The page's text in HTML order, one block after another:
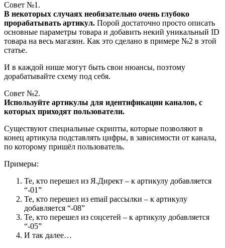
Совет №1.
В некоторых случаях необязательно очень глубоко
прорабатывать артикул. Порой достаточно просто описать
основные параметры товара и добавить некий уникальный ID
товара на весь магазин. Как это сделано в примере №2 в этой
статье.
И в каждой нише могут быть свои нюансы, поэтому
дорабатывайте схему под себя.
Совет №2.
Используйте артикулы для идентификации каналов, с
которых приходят пользователи.
Существуют специальные скрипты, которые позволяют в
конец артикула подставлять цифры, в зависимости от канала,
по которому пришёл пользователь.
Примеры:
Те, кто перешел из Я.Директ – к артикулу добавляется
“-01”
Те, кто перешел из email рассылки – к артикулу
добавляется “-08”
Те, кто перешел из соцсетей – к артикулу добавляется
“-05”
И так далее…